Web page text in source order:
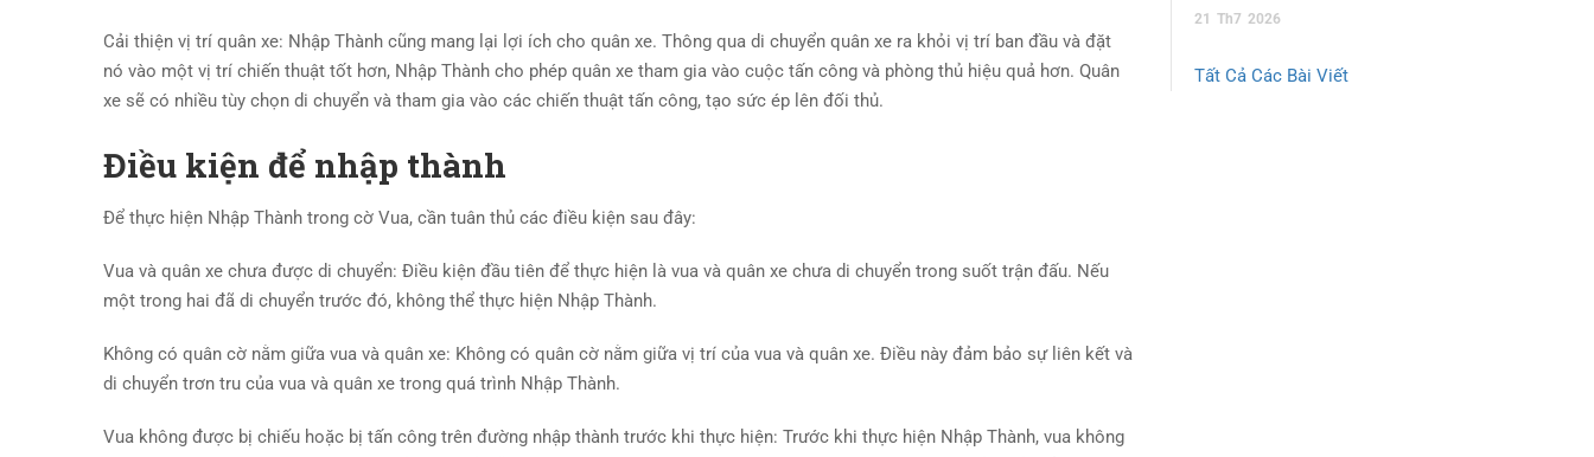
Cải thiện vị trí quân xe: Nhập Thành cũng mang lại lợi ích cho quân xe. Thông qua di chuyển quân xe ra khỏi vị trí ban đầu và đặt
nó vào một vị trí chiến thuật tốt hơn, Nhập Thành cho phép quân xe tham gia vào cuộc tấn công và phòng thủ hiệu quả hơn. Quân
xe sẽ có nhiều tùy chọn di chuyển và tham gia vào các chiến thuật tấn công, tạo sức ép lên đối thủ.
Điều kiện để nhập thành
Để thực hiện Nhập Thành trong cờ Vua, cần tuân thủ các điều kiện sau đây:
Vua và quân xe chưa được di chuyển: Điều kiện đầu tiên để thực hiện là vua và quân xe chưa di chuyển trong suốt trận đấu. Nếu
một trong hai đã di chuyển trước đó, không thể thực hiện Nhập Thành.
Không có quân cờ nằm giữa vua và quân xe: Không có quân cờ nằm giữa vị trí của vua và quân xe. Điều này đảm bảo sự liên kết và
di chuyển trơn tru của vua và quân xe trong quá trình Nhập Thành.
Vua không được bị chiếu hoặc bị tấn công trên đường nhập thành trước khi thực hiện: Trước khi thực hiện Nhập Thành, vua không
21 Th7 2026
Tất Cả Các Bài Viết